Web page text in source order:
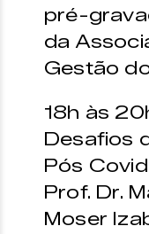
pré-
da
Gestão
18h às
Desafios
Pós
Prof. Dr.
Moser